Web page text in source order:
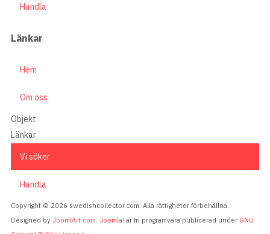
Handla
Länkar
Hem
Om oss
Objekt
Länkar
Vi söker
Handla
Copyright © 2026 swedishcollector.com. Alla rättigheter förbehållna.
Designed by JoomlArt.com. Joomla! är fri programvara publicerad under GNU